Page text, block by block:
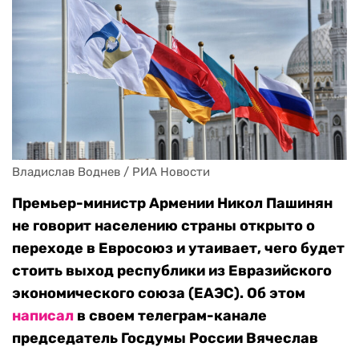
Владислав Воднев / РИА Новости
Премьер-министр Армении Никол Пашинян
не говорит населению страны открыто о
переходе в Евросоюз и утаивает, чего будет
стоить выход республики из Евразийского
экономического союза (ЕАЭС). Об этом
написал в своем телеграм-канале
председатель Госдумы России Вячеслав